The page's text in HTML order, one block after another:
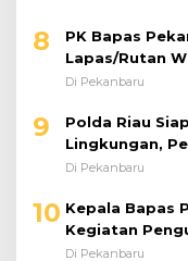
8
PK Bapas
Lapas/Rutan
Umum Jelang
Di Pekanbaru
9
Polda Riau
Lingkungan,
Riset
Di Pekanbaru
10 Kepala Bapas
Kegiatan
Paparan
Di Pekanbaru